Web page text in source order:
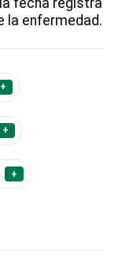
la enfermedad.
+
+
+